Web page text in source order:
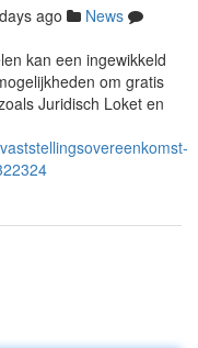
ago
News
kan een ingewikkeld
om gratis
Juridisch Loket en